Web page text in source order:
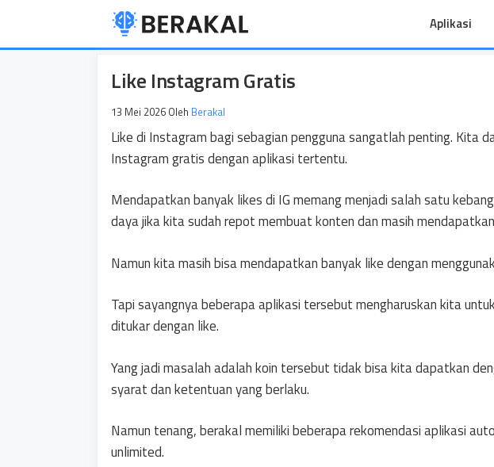
isi
Aplikasi
Like Instagram Gratis
13 Mei 2026 Oleh Berakal
Like di Instagram bagi sebagian pengguna sangatlah penting. Kita
Instagram gratis dengan aplikasi tertentu.
Mendapatkan banyak likes di IG memang menjadi salah satu
daya jika kita sudah repot membuat konten dan masih
Namun kita masih bisa mendapatkan banyak like dengan
Tapi sayangnya beberapa aplikasi tersebut mengharuskan kita
ditukar dengan like.
Yang jadi masalah adalah koin tersebut tidak bisa kita dapatkan
syarat dan ketentuan yang berlaku.
Namun tenang, berakal memiliki beberapa rekomendasi aplikasi
unlimited.